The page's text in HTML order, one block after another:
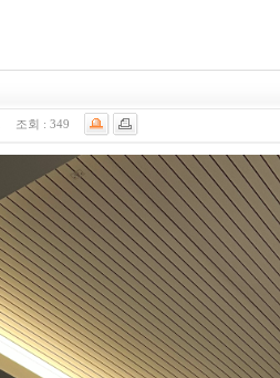
조회 : 349